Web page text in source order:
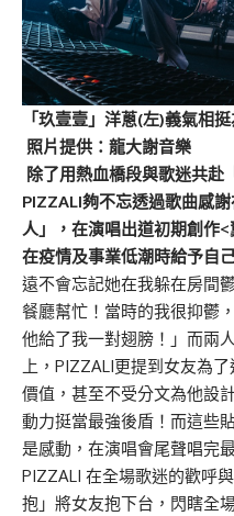
「玖壹壹」洋蔥(左)義氣相
照片提供：龍大謝音樂
除了用熱血橋段與歌迷共赴
PIZZALI夠不忘透過歌曲感
人」，在演唱出道初期創作
在疫情及事業低潮時給予自
遠不會忘記她在我躲在房間
餐廳幫忙！當時的我很抑鬱
他給了我一對翅膀！」而兩
上，PIZZALI更提到女友為
價值，甚至不受分文為他設
動力挺當最強後盾！而這些
是感動，在演唱會尾聲唱完
PIZZALI 在全場歌迷的歡呼
抱」將女友抱下台，閃瞎全